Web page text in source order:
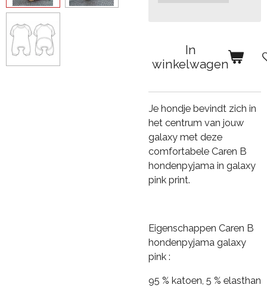
In
winkelwagen
Je hondje bevindt zich in
het centrum van jouw
galaxy met deze
comfortabele Caren B
hondenpyjama in galaxy
pink print.
Eigenschappen Caren B
hondenpyjama galaxy
pink :
95 % katoen, 5 % elasthan